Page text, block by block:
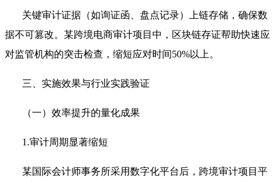
关键审计证据（如询证函、盘点记录）上链存储，确保数
据不可篡改。某跨境电商审计项目中，区块链存证帮助快速应
对监管机构的突击检查，缩短应对时间50%以上。
三、实施效果与行业实践验证
（一）效率提升的量化成果
1.审计周期显著缩短
某国际会计师事务所采用数字化平台后，跨境审计项目平